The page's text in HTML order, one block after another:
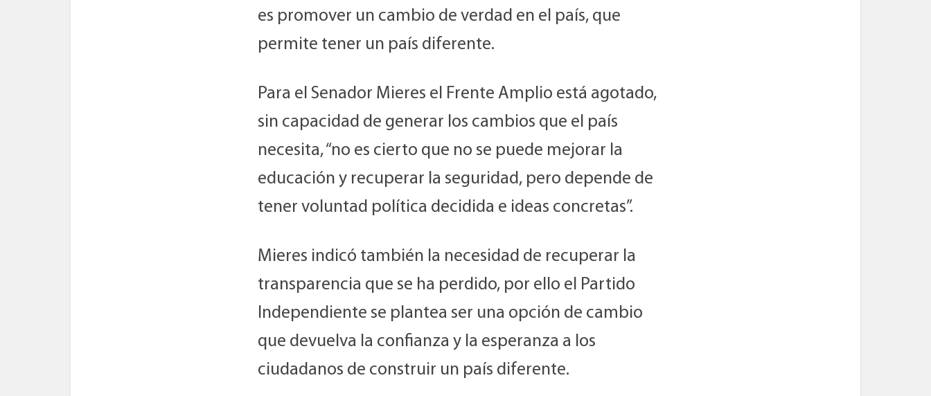
es promover un cambio de verdad en el país, que
permite tener un país diferente.
Para el Senador Mieres el Frente Amplio está agotado,
sin capacidad de generar los cambios que el país
necesita, “no es cierto que no se puede mejorar la
educación y recuperar la seguridad, pero depende de
tener voluntad política decidida e ideas concretas”.
Mieres indicó también la necesidad de recuperar la
transparencia que se ha perdido, por ello el Partido
Independiente se plantea ser una opción de cambio
que devuelva la confianza y la esperanza a los
ciudadanos de construir un país diferente.